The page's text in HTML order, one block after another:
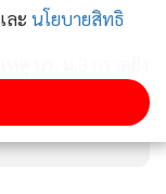
ตุ นร. ม.3 กราดยิง
ละ นโยบายสิทธิ